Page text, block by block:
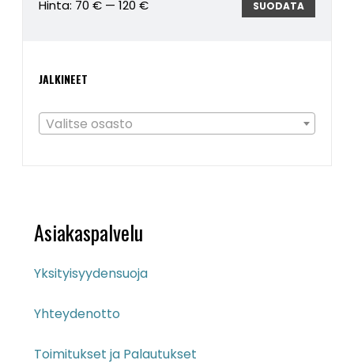
SUODATA
Hinta: 70 € —120 €
JALKINEET
Valitse osasto
Asiakaspalvelu
Yksityisyydensuoja
Yhteydenotto
Toimitukset ja Palautukset